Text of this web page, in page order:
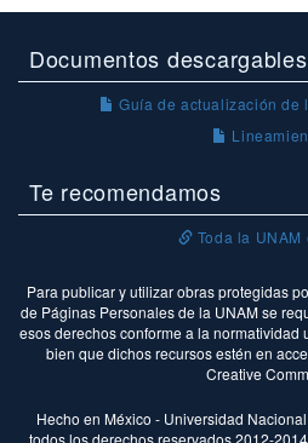
Documentos descargables
Guía de actualización de
Te recomendamos
Toda la UNAM
Para publicar y utilizar obras protegidas
de Páginas Personales de la UNAM se
esos derechos conforme a la normatividad
bien que dichos recursos estén en
Creative
Hecho en México - Universidad
todos los derechos reservados 2012-